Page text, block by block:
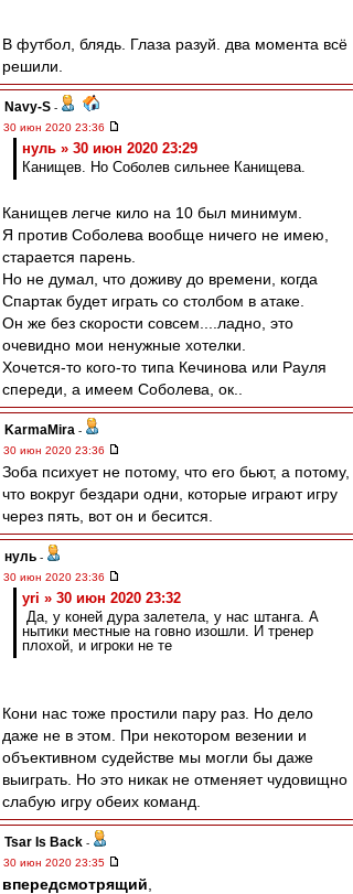
В футбол, блядь. Глаза разуй. два момента всё
решили.
Navy-S -
30 июн 2020 23:36
нуль » 30 июн 2020 23:29
Канищев. Но Соболев сильнее Канищева.
Канищев легче кило на 10 был минимум.
Я против Соболева вообще ничего не имею,
старается парень.
Но не думал, что доживу до времени, когда
Спартак будет играть со столбом в атаке.
Он же без скорости совсем....ладно, это
очевидно мои ненужные хотелки.
Хочется-то кого-то типа Кечинова или Рауля
спереди, а имеем Соболева, ок..
KarmaMira -
30 июн 2020 23:36
Зоба психует не потому, что его бьют, а потому,
что вокруг бездари одни, которые играют игру
через пять, вот он и бесится.
нуль -
30 июн 2020 23:36
yri » 30 июн 2020 23:32
Да, у коней дура залетела, у нас штанга. А
нытики местные на говно изошли. И тренер
плохой, и игроки не те
Кони нас тоже простили пару раз. Но дело
даже не в этом. При некотором везении и
объективном судействе мы могли бы даже
выиграть. Но это никак не отменяет чудовищно
слабую игру обеих команд.
Tsar Is Back -
30 июн 2020 23:35
впередсмотрящий